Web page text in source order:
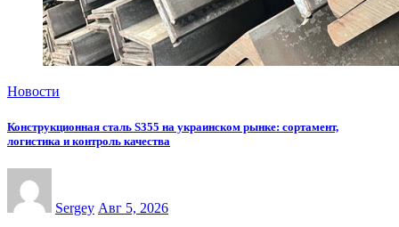
Новости
Конструкционная сталь S355 на украинском рынке: сортамент,
логистика и контроль качества
Sergey Авг 5, 2026